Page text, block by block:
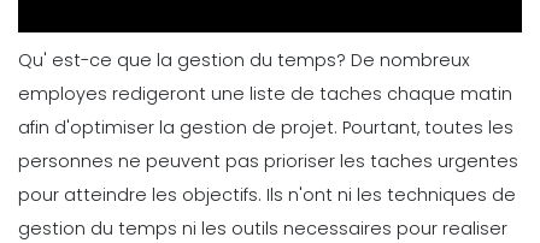
Qu' est-ce que la gestion du temps? De nombreux
employes redigeront une liste de taches chaque matin
afin d'optimiser la gestion de projet. Pourtant, toutes les
personnes ne peuvent pas prioriser les taches urgentes
pour atteindre les objectifs. Ils n'ont ni les techniques de
gestion du temps ni les outils necessaires pour realiser